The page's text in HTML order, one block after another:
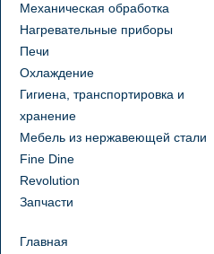
Механическая обработка
Нагревательные приборы
Печи
Охлаждение
Гигиена, транспортировка и
хранение
Мебель из нержавеющей стали
Fine Dine
Revolution
Запчасти
Главная